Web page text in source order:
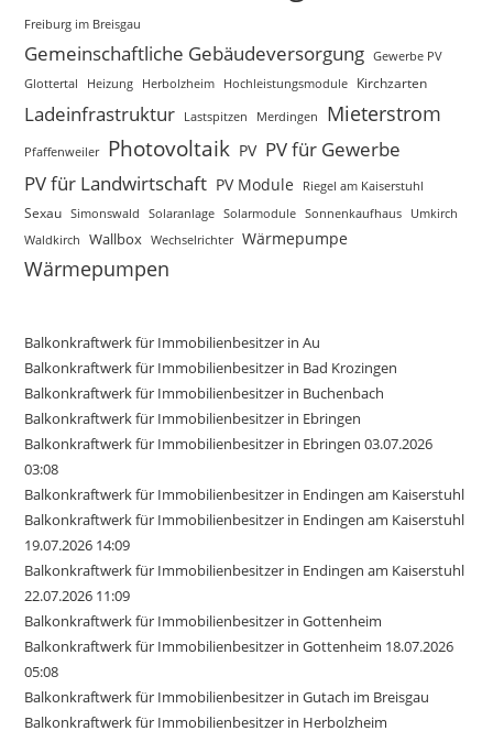
Freiburg im Breisgau
Gemeinschaftliche Gebäudeversorgung Gewerbe PV
Glottertal
Heizung Herbolzheim Hochleistungsmodule Kirchzarten
Ladeinfrastruktur Lastspitzen Merdingen Mieterstrom
Pfaffenweiler Photovoltaik PV PV für Gewerbe
PV für Landwirtschaft PV Module Riegel am Kaiserstuhl
Sexau Simonswald Solaranlage Solarmodule Sonnenkaufhaus Umkirch
Waldkirch Wallbox Wechselrichter Wärmepumpe
Wärmepumpen
Balkonkraftwerk für Immobilienbesitzer in Au
Balkonkraftwerk für Immobilienbesitzer in Bad Krozingen
Balkonkraftwerk für Immobilienbesitzer in Buchenbach
Balkonkraftwerk für Immobilienbesitzer in Ebringen
Balkonkraftwerk für Immobilienbesitzer in Ebringen 03.07.2026
03:08
Balkonkraftwerk für Immobilienbesitzer in Endingen am Kaiserstuhl
Balkonkraftwerk für Immobilienbesitzer in Endingen am Kaiserstuhl
19.07.2026 14:09
Balkonkraftwerk für Immobilienbesitzer in Endingen am Kaiserstuhl
22.07.2026 11:09
Balkonkraftwerk für Immobilienbesitzer in Gottenheim
Balkonkraftwerk für Immobilienbesitzer in Gottenheim 18.07.2026
05:08
Balkonkraftwerk für Immobilienbesitzer in Gutach im Breisgau
Balkonkraftwerk für Immobilienbesitzer in Herbolzheim